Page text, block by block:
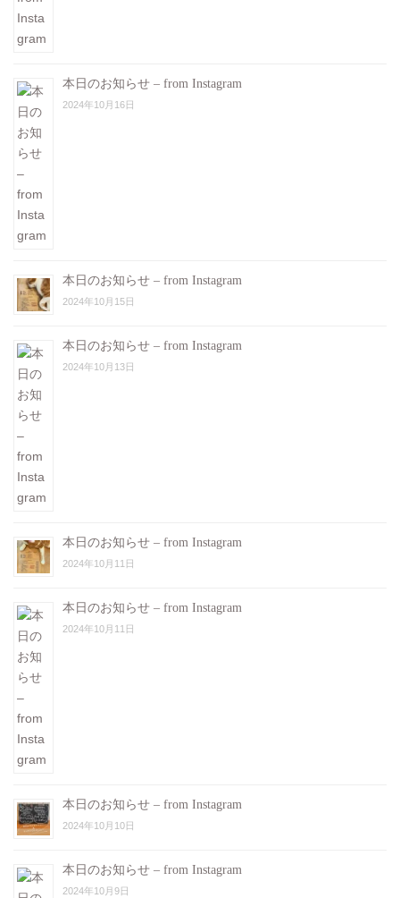
本日のお知らせ – from Instagram
2024年10月16日
本日のお知らせ – from Instagram
2024年10月15日
本日のお知らせ – from Instagram
2024年10月13日
本日のお知らせ – from Instagram
2024年10月11日
本日のお知らせ – from Instagram
2024年10月11日
本日のお知らせ – from Instagram
2024年10月10日
本日のお知らせ – from Instagram
2024年10月9日